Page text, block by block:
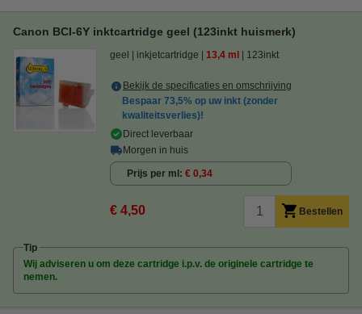
Canon BCI-6Y inktcartridge geel (123inkt huismerk)
geel inkjetcartridge 13,4 ml 123inkt
Bekijk de specificaties en omschrijving
Bespaar 73,5% op uw inkt (zonder
kwaliteitsverlies)!
Direct leverbaar
Morgen in huis
Prijs per ml € 0,34
€ 4,50 Bestellen
Tip
Wij adviseren u om deze cartridge i.p.v. de originele cartridge te
nemen.